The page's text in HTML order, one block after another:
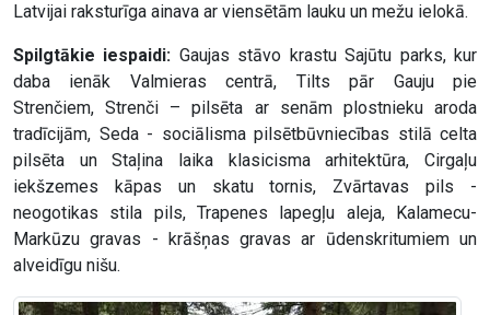
Latvijai raksturīga ainava ar viensētām lauku un mežu ielokā.
Spilgtākie iespaidi: Gaujas stāvo krastu Sajūtu parks, kur
daba ienāk Valmieras centrā, Tilts pār Gauju pie
Strenčiem, Strenči – pilsēta ar senām plostnieku aroda
tradīcijām, Seda - sociālisma pilsētbūvniecības stilā celta
pilsēta un Staļina laika klasicisma arhitektūra, Cirgaļu
iekšzemes kāpas un skatu tornis, Zvārtavas pils -
neogotikas stila pils, Trapenes lapegļu aleja, Kalamecu-
Markūzu gravas - krāšņas gravas ar ūdenskritumiem un
alveidīgu nišu.